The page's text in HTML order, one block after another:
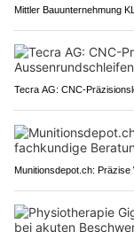
Mittler Bauunternehmung
Tecra AG: CNC-
Munitionsdepot.ch: Präzise